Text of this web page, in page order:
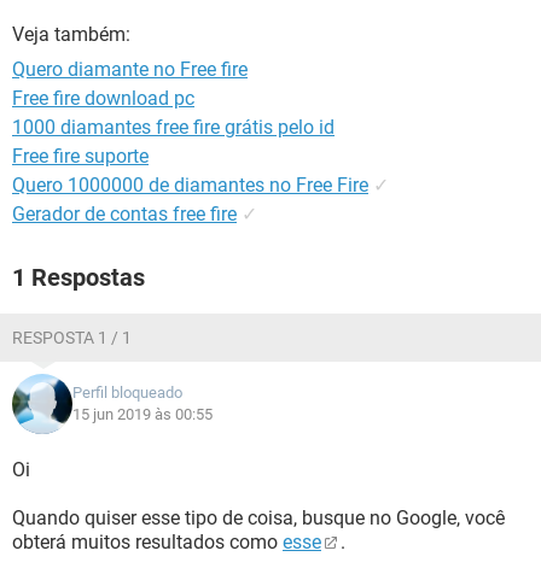
Veja também:
Quero diamante no Free fire
Free fire download pc
1000 diamantes free fire grátis pelo id
Free fire suporte
Quero 1000000 de diamantes no Free Fire ✓
Gerador de contas free fire ✓
1 Respostas
RESPOSTA 1 / 1
Perfil bloqueado
15 jun 2019 às 00:55
Oi
Quando quiser esse tipo de coisa, busque no Google, você
obterá muitos resultados como esse .